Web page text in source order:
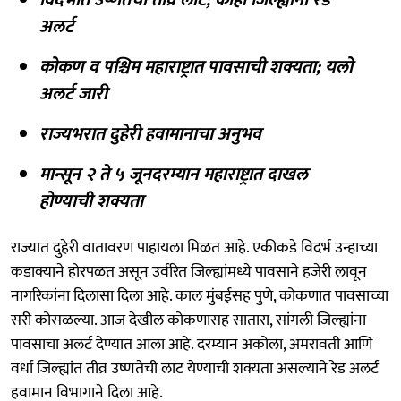
अलर्ट
कोकण व पश्चिम महाराष्ट्रात पावसाची शक्यता; यलो
अलर्ट जारी
राज्यभरात दुहेरी हवामानाचा अनुभव
मान्सून २ ते ५ जूनदरम्यान महाराष्ट्रात दाखल
होण्याची शक्यता
राज्यात दुहेरी वातावरण पाहायला मिळत आहे. एकीकडे विदर्भ उन्हाच्या
कडाक्याने होरपळत असून उर्वरित जिल्ह्यांमध्ये पावसाने हजेरी लावून
नागरिकांना दिलासा दिला आहे. काल मुंबईसह पुणे, कोकणात पावसाच्या
सरी कोसळल्या. आज देखील कोकणासह सातारा, सांगली जिल्ह्यांना
पावसाचा अलर्ट देण्यात आला आहे. दरम्यान अकोला, अमरावती आणि
वर्धा जिल्ह्यांत तीव्र उष्णतेची लाट येण्याची शक्यता असल्याने रेड अलर्ट
हवामान विभागाने दिला आहे.